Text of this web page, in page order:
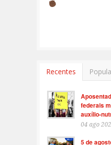
Recentes
federais
auxílio-
04 ago
5 de